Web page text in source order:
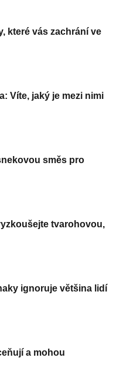
které vás zachrání ve
Víte, jaký je mezi nimi
směs pro
tvarohovou,
ignoruje většina lidí
a mohou